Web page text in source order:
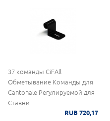
37 команды CiFAll
Обметывание Команды для
Cantonale Регулируемой для
Ставни
RUB 720,17